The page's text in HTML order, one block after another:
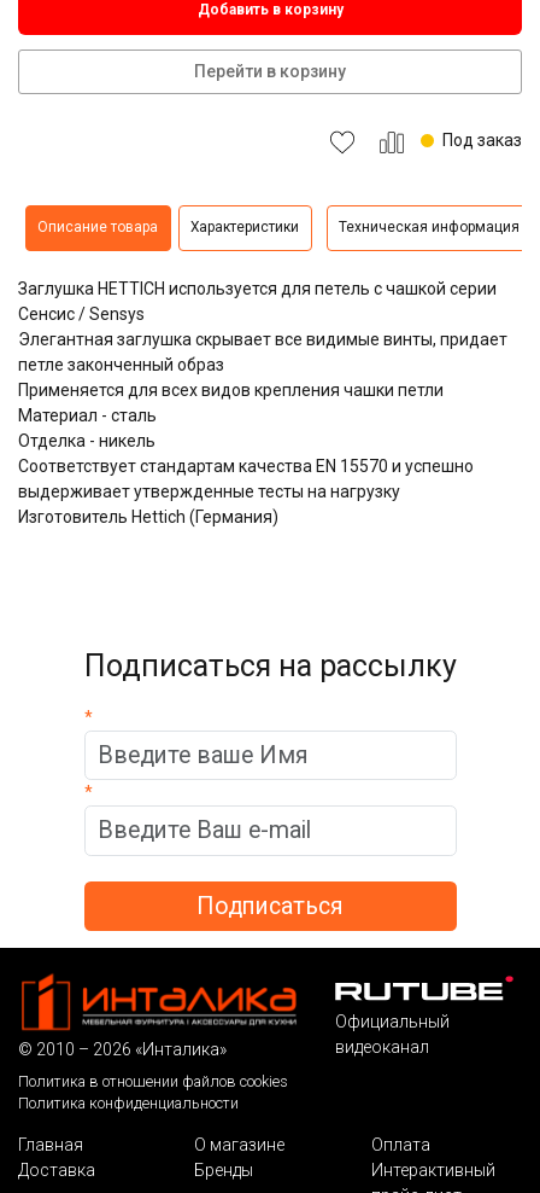
Добавить в корзину
Перейти в корзину
Под заказ
Описание товара Характеристики Техническая информация
Заглушка HETTICH используется для петель с чашкой серии
Сенсис / Sensys
Элегантная заглушка скрывает все видимые винты, придает
петле законченный образ
Применяется для всех видов крепления чашки петли
Материал - сталь
Отделка - никель
Соответствует стандартам качества EN 15570 и успешно
выдерживает утвержденные тесты на нагрузку
Изготовитель Hettich (Германия)
Подписаться на рассылку
*
*
© 2010 – 2026 «Инталика»
Политика в отношении файлов cookies
Политика конфиденциальности
Официальный
видеоканал
Главная О магазине
Оплата
Доставка
Бренды
Интерактивный